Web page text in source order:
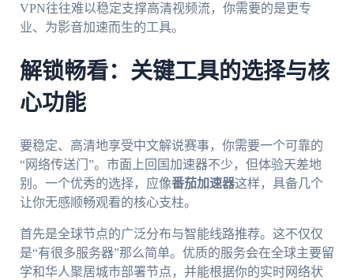
VPN往往难以稳定支撑高清视频流，你需要的是更专
业、为影音加速而生的工具。
解锁畅看：关键工具的选择与核
心功能
要稳定、高清地享受中文解说赛事，你需要一个可靠的
“网络传送门”。市面上回国加速器不少，但体验天差地
别。一个优秀的选择，应像番茄加速器这样，具备几个
让你无感顺畅观看的核心支柱。
首先是全球节点的广泛分布与智能线路推荐。这不仅仅
是“有很多服务器”那么简单。优质的服务会在全球主要留
学和华人聚居城市部署节点，并能根据你的实时网络状